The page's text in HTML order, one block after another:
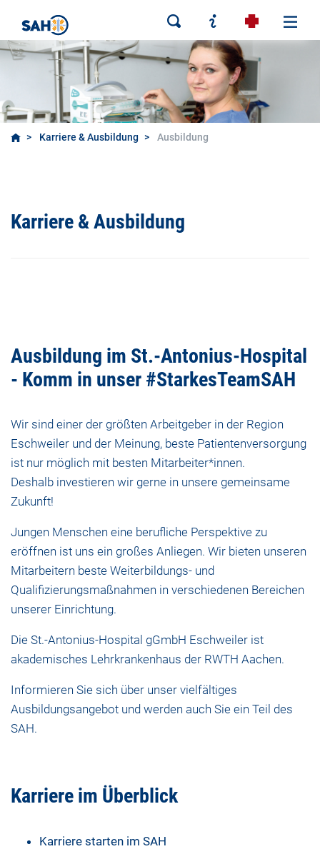
Karriere & Ausbildung Ausbildung
Karriere & Ausbildung
Ausbildung im St.-Antonius-Hospital
- Komm in unser #StarkesTeamSAH
Wir sind einer der größten Arbeitgeber in der Region
Eschweiler und der Meinung, beste Patientenversorgung
ist nur möglich mit besten Mitarbeiter*innen.
Deshalb investieren wir gerne in unsere gemeinsame
Zukunft!
Jungen Menschen eine berufliche Perspektive zu
eröffnen ist uns ein großes Anliegen. Wir bieten unseren
Mitarbeitern beste Weiterbildungs- und
Qualifizierungsmaßnahmen in verschiedenen Bereichen
unserer Einrichtung.
Die St.-Antonius-Hospital gGmbH Eschweiler ist
akademisches Lehrkrankenhaus der RWTH Aachen.
Informieren Sie sich über unser vielfältiges
Ausbildungsangebot und werden auch Sie ein Teil des
SAH.
Karriere im Überblick
Karriere starten im SAH